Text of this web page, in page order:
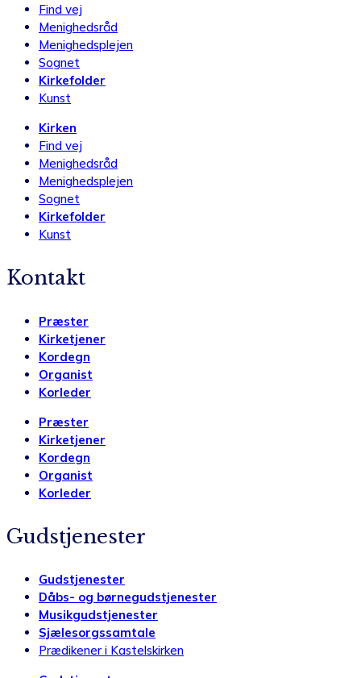
Find vej
Menighedsråd
Menighedsplejen
Sognet
Kirkefolder
Kunst
Kirken
Find vej
Menighedsråd
Menighedsplejen
Sognet
Kirkefolder
Kunst
Kontakt
Præster
Kirketjener
Kordegn
Organist
Korleder
Præster
Kirketjener
Kordegn
Organist
Korleder
Gudstjenester
Gudstjenester
Dåbs- og børnegudstjenester
Musikgudstjenester
Sjælesorgssamtale
Prædikener i Kastelskirken